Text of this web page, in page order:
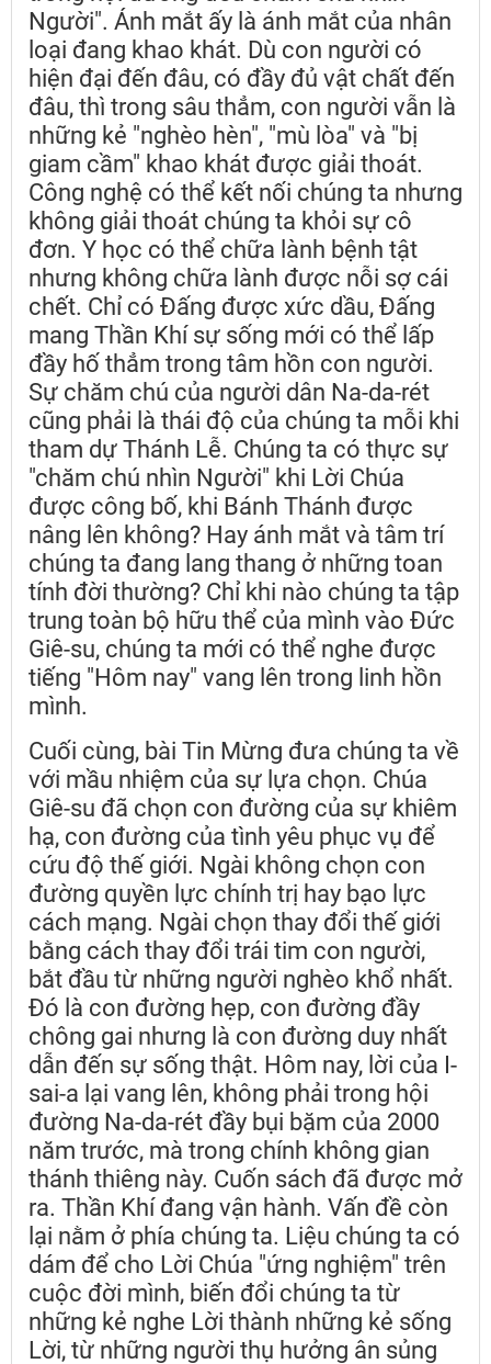
Người". Ánh mắt ấy là ánh mắt của nhân
loại đang khao khát. Dù con người có
hiện đại đến đâu, có đầy đủ vật chất đến
đâu, thì trong sâu thẳm, con người vẫn là
những kẻ "nghèo hèn", "mù lòa" và "bị
giam cầm" khao khát được giải thoát.
Công nghệ có thể kết nối chúng ta nhưng
không giải thoát chúng ta khỏi sự cô
đơn. Y học có thể chữa lành bệnh tật
nhưng không chữa lành được nỗi sợ cái
chết. Chỉ có Đấng được xức dầu, Đấng
mang Thần Khí sự sống mới có thể lấp
đầy hố thẳm trong tâm hồn con người.
Sự chăm chú của người dân Na-da-rét
cũng phải là thái độ của chúng ta mỗi khi
tham dự Thánh Lễ. Chúng ta có thực sự
"chăm chú nhìn Người" khi Lời Chúa
được công bố, khi Bánh Thánh được
nâng lên không? Hay ánh mắt và tâm trí
chúng ta đang lang thang ở những toan
tính đời thường? Chỉ khi nào chúng ta tập
trung toàn bộ hữu thể của mình vào Đức
Giê-su, chúng ta mới có thể nghe được
tiếng "Hôm nay" vang lên trong linh hồn
mình.
Cuối cùng, bài Tin Mừng đưa chúng ta về
với mầu nhiệm của sự lựa chọn. Chúa
Giê-su đã chọn con đường của sự khiêm
hạ, con đường của tình yêu phục vụ để
cứu độ thế giới. Ngài không chọn con
đường quyền lực chính trị hay bạo lực
cách mạng. Ngài chọn thay đổi thế giới
bằng cách thay đổi trái tim con người,
bắt đầu từ những người nghèo khổ nhất.
Đó là con đường hẹp, con đường đầy
chông gai nhưng là con đường duy nhất
dẫn đến sự sống thật. Hôm nay, lời của I-
sai-a lại vang lên, không phải trong hội
đường Na-da-rét đầy bụi bặm của 2000
năm trước, mà trong chính không gian
thánh thiêng này. Cuốn sách đã được mở
ra. Thần Khí đang vận hành. Vấn đề còn
lại nằm ở phía chúng ta. Liệu chúng ta có
dám để cho Lời Chúa "ứng nghiệm" trên
cuộc đời mình, biến đổi chúng ta từ
những kẻ nghe Lời thành những kẻ sống
Lời, từ những người thụ hưởng ân sủng